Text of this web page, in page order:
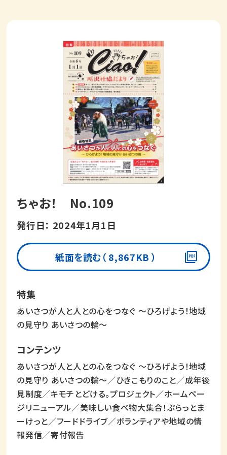
ちゃお！ No.109
発行日： 2024年1月1日
紙面を読む（ 8,867KB ）
あいさつが人と人との心をつなぐ ～ひろげよう！地域
の見守り あいさつの輪～
あいさつが人と人との心をつなぐ ～ひろげよう！地域
の見守り あいさつの輪～／ひきこもりのこと／成年後
見制度／キモチとどける。プロジェクト／ホームペー
ジリニューアル／美味しい食べ物大集合！ぷらっとま
ーけっと／フードドライブ／ボランティアや地域の情
報発信／寄付報告